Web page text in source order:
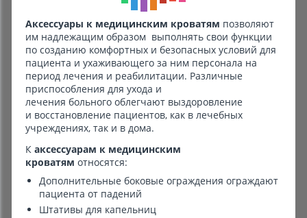
Аксессуары к медицинским кроватям позволяют
им надлежащим образом выполнять свои функции
по созданию комфортных и безопасных условий для
пациента и ухаживающего за ним персонала на
период лечения и реабилитации. Различные
приспособления для ухода и
лечения больного облегчают выздоровление
и восстановление пациентов, как в лечебных
учреждениях, так и в дома.
К аксессуарам к медицинским
кроватям относятся:
Дополнительные боковые ограждения ограждают
пациента от падений
Штативы для капельниц